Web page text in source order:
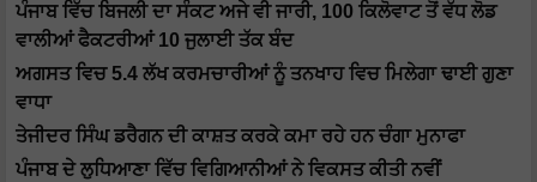
ਪੰਜਾਬ ਵਿੱਚ ਬਿਜਲੀ ਦਾ ਸੰਕਟ ਅਜੇ ਵੀ ਜਾਰੀ, 100 ਕਿਲੋਵਾਟ ਤੋਂ ਵੱਧ ਲੋਡ
ਵਾਲੀਆਂ ਫੈਕਟਰੀਆਂ 10 ਜੁਲਾਈ ਤੱਕ ਬੰਦ
ਅਗਸਤ ਵਿਚ 5.4 ਲੱਖ ਕਰਮਚਾਰੀਆਂ ਨੂੰ ਤਨਖਾਹ ਵਿਚ ਮਿਲੇਗਾ ਢਾਈ ਗੁਣਾ
ਵਾਧਾ
ਤੇਜੀਦਰ ਸਿੰਘ ਡਰੈਗਨ ਦੀ ਕਾਸ਼ਤ ਕਰਕੇ ਕਮਾ ਰਹੇ ਹਨ ਚੰਗਾ ਮੁਨਾਫਾ
ਪੰਜਾਬ ਦੇ ਲੁਧਿਆਣਾ ਵਿੱਚ ਵਿਗਿਆਨੀਆਂ ਨੇ ਵਿਕਸਤ ਕੀਤੀ ਨਵੀਂ